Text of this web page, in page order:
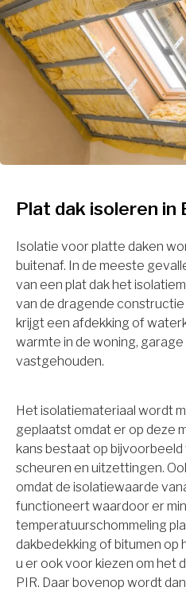
Plat dak isoleren in
Isolatie voor platte daken
buitenaf. In de meeste
van een plat dak het
van de dragende
krijgt een afdekking of
warmte in de woning,
vastgehouden.
Het isolatiemateriaal wordt
geplaatst omdat er op deze
kans bestaat op
scheuren en uitzettingen.
omdat de isolatiewaarde
functioneert waardoor er
temperatuurschommeling
dakbedekking of bitumen op
u er ook voor kiezen om het
PIR. Daar bovenop wordt